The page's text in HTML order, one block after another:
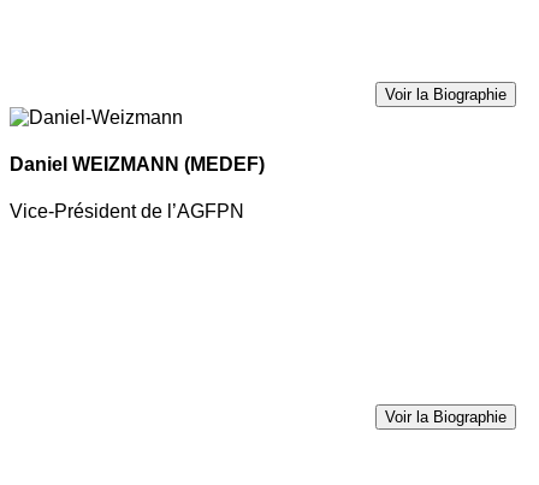
Voir la Biographie
Daniel WEIZMANN (MEDEF)
Vice-Président de l’AGFPN
Voir la Biographie